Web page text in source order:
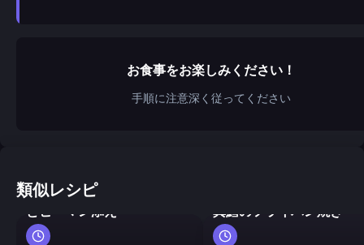
お食事をお楽しみください！
手順に注意深く従ってください
類似レシピ
ジョージア風卵料理 トマト
とピーマン添え
真鱈のフライパン焼き